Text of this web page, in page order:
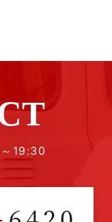
19:30